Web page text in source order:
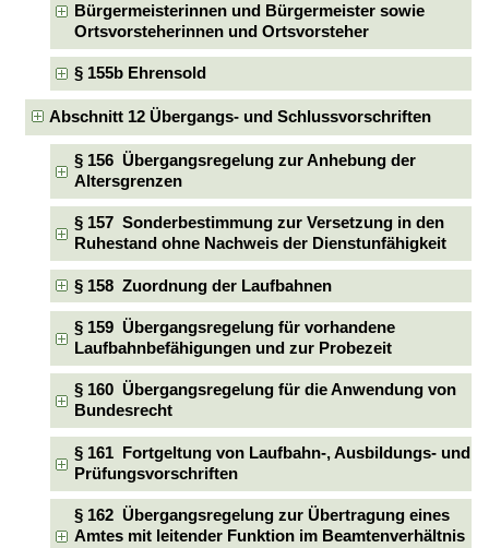
Bürgermeisterinnen und Bürgermeister sowie
Ortsvorsteherinnen und Ortsvorsteher
§ 155b Ehrensold
Abschnitt 12 Übergangs- und Schlussvorschriften
§ 156 Übergangsregelung zur Anhebung der
Altersgrenzen
§ 157 Sonderbestimmung zur Versetzung in den
Ruhestand ohne Nachweis der Dienstunfähigkeit
§ 158 Zuordnung der Laufbahnen
§ 159 Übergangsregelung für vorhandene
Laufbahnbefähigungen und zur Probezeit
§ 160 Übergangsregelung für die Anwendung von
Bundesrecht
§ 161 Fortgeltung von Laufbahn-, Ausbildungs- und
Prüfungsvorschriften
§ 162 Übergangsregelung zur Übertragung eines
Amtes mit leitender Funktion im Beamtenverhältnis